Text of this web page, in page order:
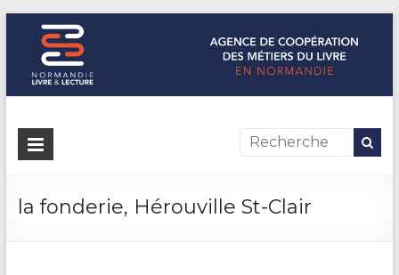
Normandie Livre & Lecture
L'agence de coopération des métiers du livre en Normandie
la fonderie, Hérouville St-Clair